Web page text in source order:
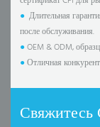
● Длительная
после обслуживания.
●OEM & ODM,
●Отличная